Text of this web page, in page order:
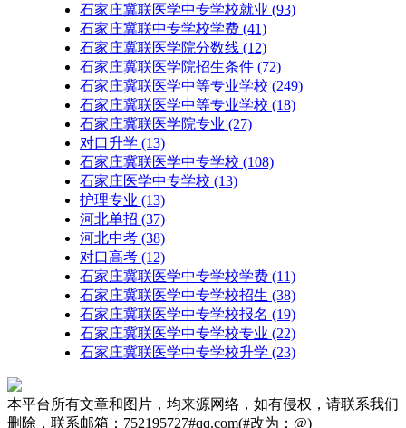
石家庄冀联医学中专学校就业 (93)
石家庄冀联中专学校学费 (41)
石家庄冀联医学院分数线 (12)
石家庄冀联医学院招生条件 (72)
石家庄冀联医学中等专业学校 (249)
石家庄冀联医学中等专业学校​ (18)
石家庄冀联医学院专业 (27)
对口升学 (13)
石家庄冀联医学中专学校 (108)
石家庄医学中专学校 (13)
护理专业 (13)
河北单招 (37)
河北中考 (38)
对口高考 (12)
石家庄冀联医学中专学校学费 (11)
石家庄冀联医学中专学校招生 (38)
石家庄冀联医学中专学校报名 (19)
石家庄冀联医学中专学校专业 (22)
石家庄冀联医学中专学校升学 (23)
本平台所有文章和图片，均来源网络，如有侵权，请联系我们
删除，联系邮箱：752195727#qq.com(#改为：@)